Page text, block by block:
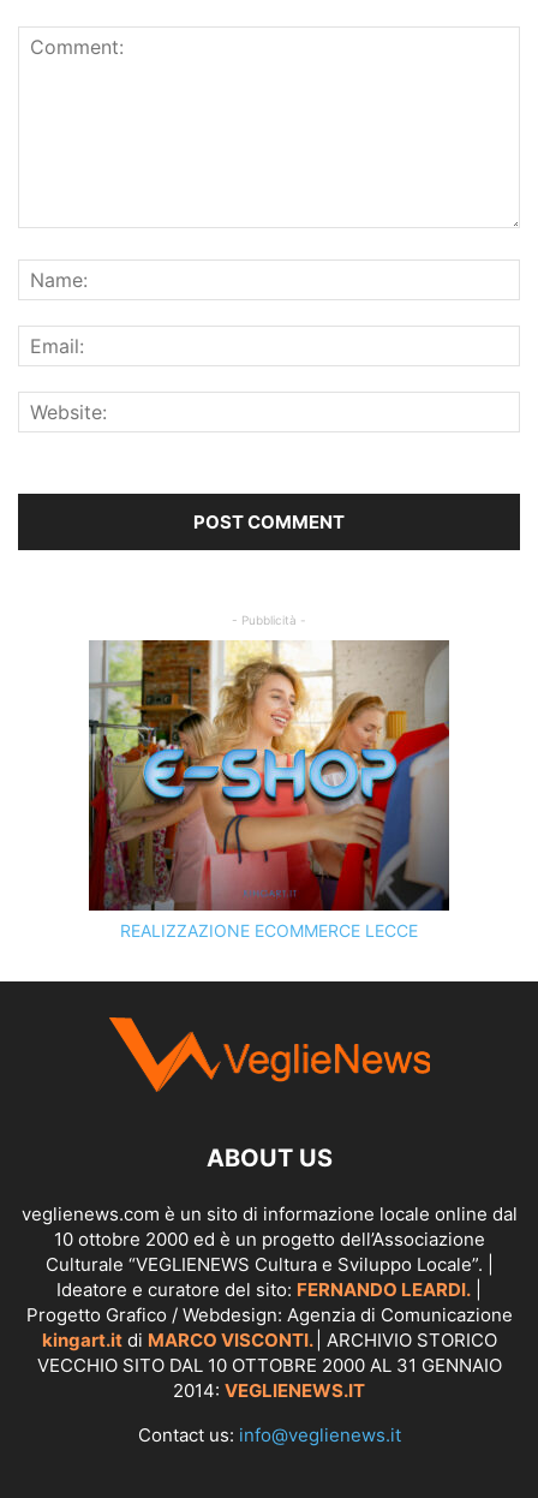
- Pubblicità -
REALIZZAZIONE ECOMMERCE LECCE
SCOPRI I SERVIZI DIKINGART.IT
ABOUT US
veglienews.com è un sito di informazione locale online dal
10 ottobre 2000 ed è un progetto dell’Associazione
Culturale “VEGLIENEWS Cultura e Sviluppo Locale”. |
Ideatore e curatore del sito: FERNANDO LEARDI.
Progetto Grafico / Webdesign: Agenzia di Comunicazione
kingart.itdi MARCO VISCONTI. | ARCHIVIO STORICO
VECCHIO SITO DAL 10 OTTOBRE 2000 AL 31 GENNAIO
2014: VEGLIENEWS.IT
Contact us: info@veglienews.it